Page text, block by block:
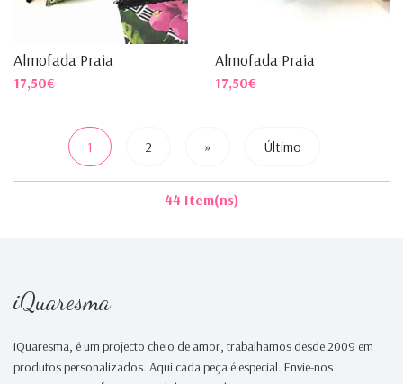
Almofada Praia
17,50€
Almofada Praia
17,50€
1 2 » Último
44 Item(ns)
iQuaresma
iQuaresma, é um projecto cheio de amor, trabalhamos desde 2009 em
produtos personalizados. Aqui cada peça é especial. Envie-nos